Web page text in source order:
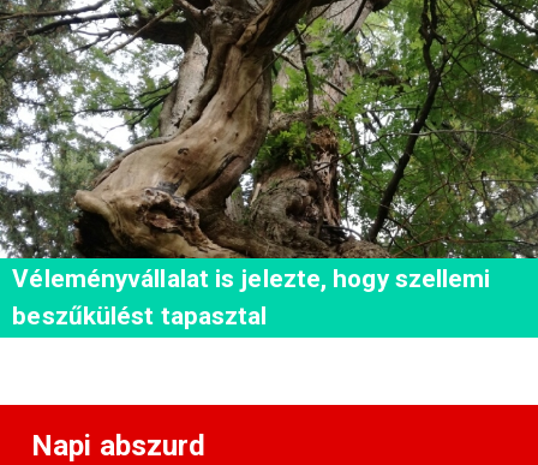
Véleményvállalat is jelezte, hogy szellemi
beszűkülést tapasztal
Napi abszurd